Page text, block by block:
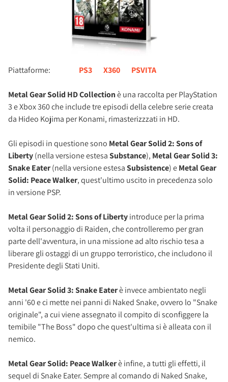
Piattaforme: PS3 X360 PSVITA
Metal Gear Solid HD Collectionè una raccolta per PlayStation
3 e Xbox 360 che include tre episodi della celebre serie creata
da Hideo Kojima per Konami, rimasterizzzati in HD.
Gli episodi in questione sono Metal Gear Solid 2: Sons of
Liberty(nella versione estesaSubstance), Metal Gear Solid 3:
Snake Eater(nella versione estesaSubsistence) eMetal Gear
Solid: Peace Walker, quest'ultimo uscito in precedenza solo
in versione PSP.
Metal Gear Solid 2: Sons of Libertyintroduce per la prima
volta il personaggio di Raiden, che controlleremo per gran
parte dell'avventura, in una missione ad alto rischio tesa a
liberare gli ostaggi di un gruppo terroristico, che includono il
Presidente degli Stati Uniti.
Metal Gear Solid 3: Snake Eaterè invece ambientato negli
anni '60 e ci mette nei panni di Naked Snake, ovvero lo "Snake
originale", a cui viene assegnato il compito di sconfiggere la
temibile "The Boss" dopo che quest'ultima si è alleata con il
nemico.
Metal Gear Solid: Peace Walkerè infine, a tutti gli effetti, il
sequel di Snake Eater. Sempre al comando di Naked Snake,